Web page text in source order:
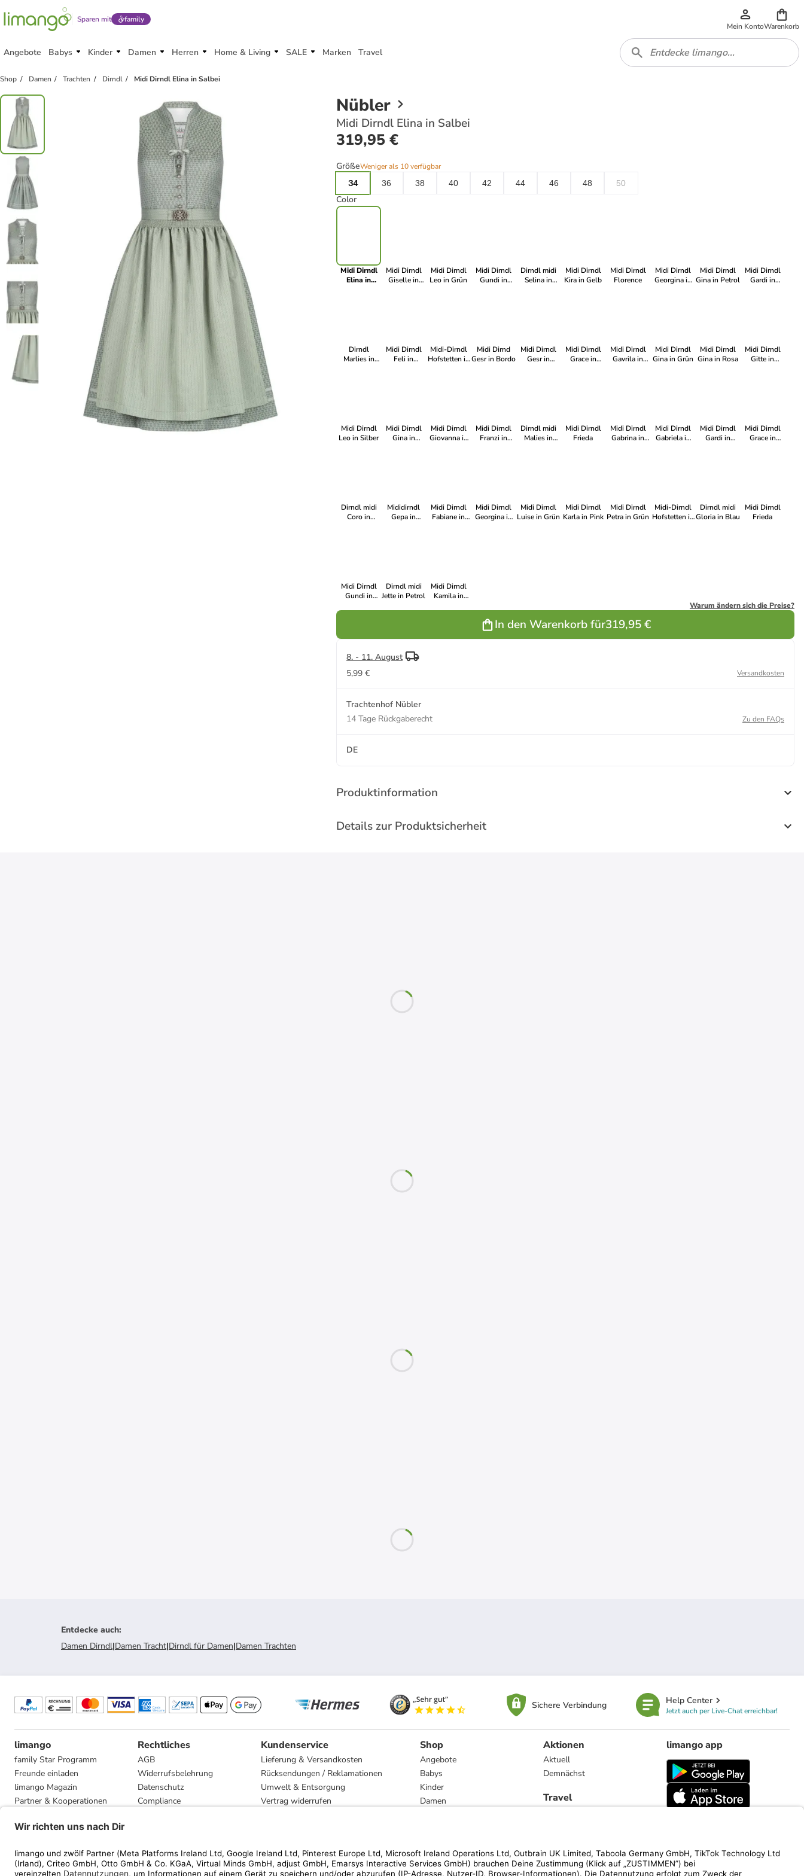
Sparen mit family
Mein KontoWarenkorb
Angebote Babys Kinder Damen Herren Home & Living SALE Marken Travel
Shop Damen Trachten Dirndl Midi Dirndl Elina in Salbei
Nübler
Midi Dirndl Elina in Salbei
319,95 €
GrößeWeniger als 10 verfügbar
34
36 38 40 42 44 46 48 50
Color
Midi Dirndl
Elina in
Midi Dirndl
Giselle in
Midi Dirndl
Leo in Grün
Midi Dirndl
Gundi in
Dirndl midi
Selina in
Midi Dirndl
Kira in Gelb
Midi Dirndl
Florence
Midi Dirndl
Georgina in
Midi Dirndl
Gina in Petrol
Midi Dirndl
Gardi in
Dirndl
Marlies in
Midi Dirndl
Feli in
Midi-Dirndl
Hofstetten in
Midi Dirnd
Gesr in Bordo
Midi Dirndl
Gesr in
Midi Dirndl
Grace in
Midi Dirndl
Gavrila in
Midi Dirndl
Gina in Grün
Midi Dirndl
Gina in Rosa
Midi Dirndl
Gitte in
Midi Dirndl
Leo in Silber
Midi Dirndl
Gina in
Midi Dirndl
Giovanna in
Midi Dirndl
Franzi in
Dirndl midi
Malies in
Midi Dirndl
Frieda
Midi Dirndl
Gabrina in
Midi Dirndl
Gabriela in
Midi Dirndl
Gardi in
Midi Dirndl
Grace in
Dirndl midi
Coro in
Mididirndl
Gepa in
Midi Dirndl
Fabiane in
Midi Dirndl
Georgina in
Midi Dirndl
Luise in Grün
Midi Dirndl
Karla in Pink
Midi Dirndl
Petra in Grün
Midi-Dirndl
Hofstetten in
Dirndl midi
Gloria in Blau
Midi Dirndl
Frieda
Midi Dirndl
Gundi in
Dirndl midi
Jette in Petrol
Midi Dirndl
Kamila in
Warum ändern sich die Preise?
In den Warenkorb für319,95 €
8. - 11. August
5,99 €
Versandkosten
Trachtenhof Nübler
14 Tage Rückgaberecht
Zu den FAQs
DE
Produktinformation
Details zur Produktsicherheit
Entdecke auch:
Damen Dirndl|Damen Tracht|Dirndl für Damen|Damen Trachten
Sichere Verbindung Help Center
Jetzt auch per Live-Chat erreichbar!
limango
family Star Programm
Freunde einladen
limango Magazin
Partner & Kooperationen
Presse
Rechtliches
AGB
Widerrufsbelehrung
Datenschutz
Compliance
Kundenservice
Lieferung & Versandkosten
Rücksendungen / Reklamationen
Umwelt & Entsorgung
Vertrag widerrufen
Shop
Angebote
Babys
Kinder
Damen
Marken
Aktionen
Aktuell
Demnächst
Travel
limango app